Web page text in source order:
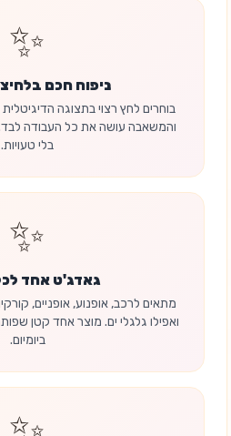
✨
ניפוח חכם
והמשאבה עושה את כל העבודה
בלי טעויות.
✨
גאדג'ט אחד
מתאים לרכב, אופנוע, אופניים,
ואפילו גלגלי ים. מוצר אחד קטן
ביומיום.